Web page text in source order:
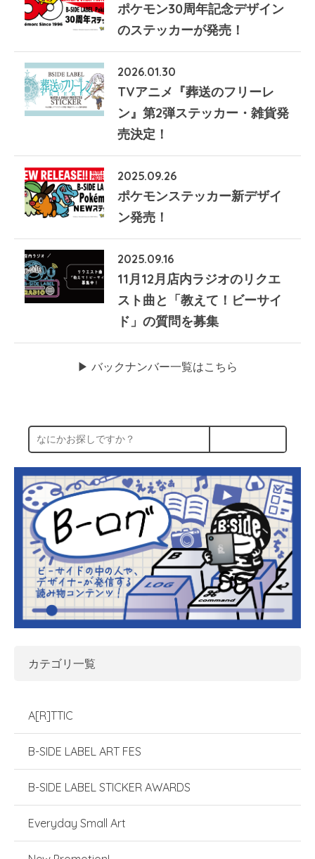
ポケモン30周年記念デザイン
のステッカーが発売！
2026.01.30
TVアニメ『葬送のフリーレ
ン』第2弾ステッカー・雑貨発
売決定！
2025.09.26
ポケモンステッカー新デザイ
ン発売！
2025.09.16
11月12月店内ラジオのリクエ
スト曲と「教えて！ビーサイ
ド」の質問を募集
▶︎ バックナンバー一覧はこちら
カテゴリ一覧
A[R]TTIC
B-SIDE LABEL ART FES
B-SIDE LABEL STICKER AWARDS
Everyday Small Art